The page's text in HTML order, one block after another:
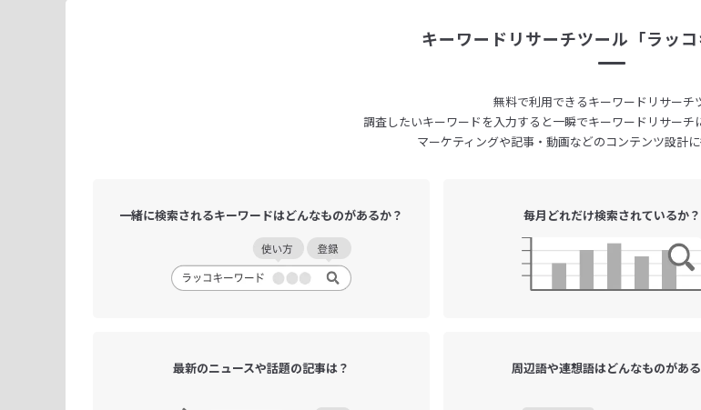
キーワードリサーチツール 「ラッ
無料で利用できるキーワードリサーチ
調査したいキーワードを入力すると一瞬でキーワードリサーチ
マーケティングや記事・動画などのコンテンツ設計
一緒に検索されるキーワードはどんなものがあるか？ 毎月どれだけ検索されているか？
最新のニュースや話題の記事は？ 周辺語や連想語はどんなものがあ